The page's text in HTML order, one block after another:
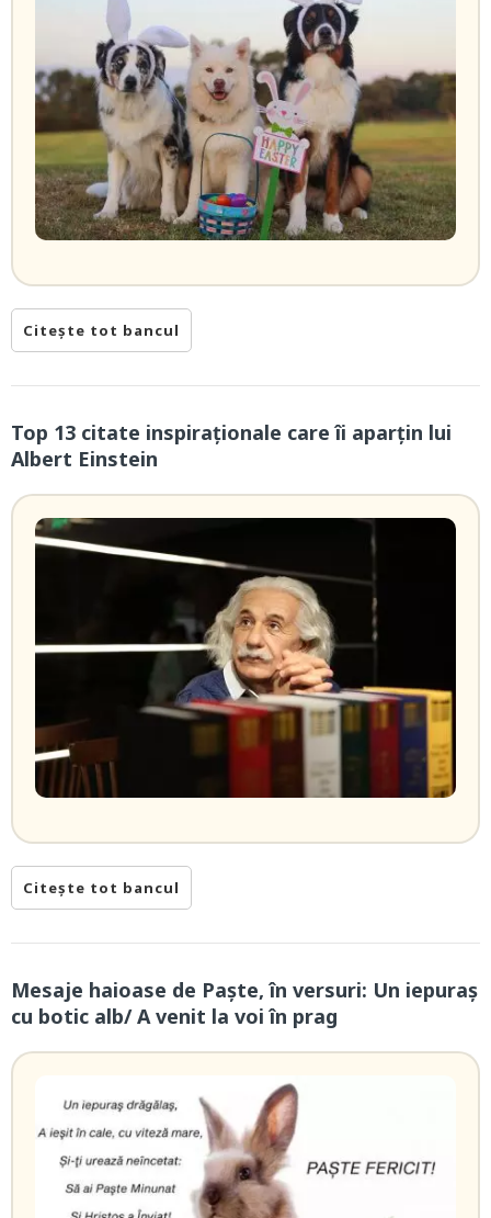
Citește tot bancul
Top 13 citate inspiraționale care îi aparțin lui
Albert Einstein
Citește tot bancul
Mesaje haioase de Paște, în versuri: Un iepuraș
cu botic alb/ A venit la voi în prag